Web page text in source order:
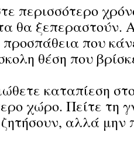
περισσότερο
θα ξεπεραστούν.
προσπάθεια που
θέση που
καταπίεση
χώρο. Πείτε τη
αλλά μην